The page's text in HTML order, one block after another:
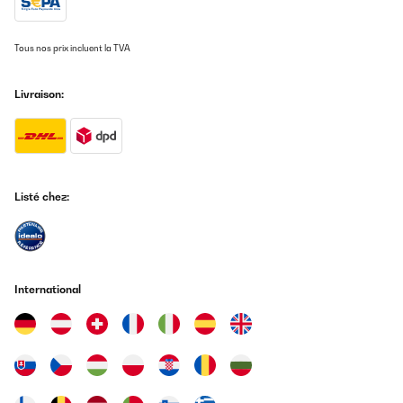
Traduire
emphasize on the Timer feature as I struggled to get hag on first.
You need to press the power -> heat-level -> timer button and set
the number of MINUTES. The timer is on if you see a blinking dor
Traduire
Fantastic induction hob. High quality at a reasonable price.
Amazon user
Traduire
Tous nos prix incluent la TVA
Livraison:
Listé chez:
International